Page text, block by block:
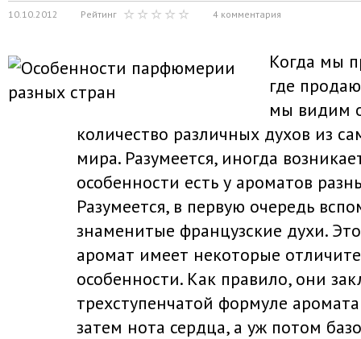
10.10.2012 Рейтинг 4 комментария
Когда мы
где
мы видим
количество различных духов из
мира. Разумеется, иногда
особенности есть у ароматов
Разумеется, в первую очередь
знаменитые французские духи.
аромат имеет некоторые
особенности. Как правило, они
трехступенчатой формуле
затем нота сердца, а уж потом